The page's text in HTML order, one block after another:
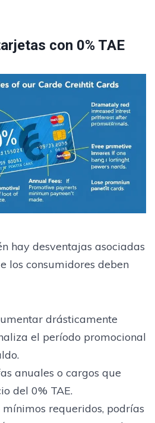
con 0% TAE
hay desventajas asociadas
los consumidores deben
drásticamente
el período promocional
anuales o cargos que
del 0% TAE.
mínimos requeridos, podrías